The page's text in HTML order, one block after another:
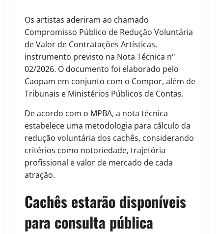
Os artistas aderiram ao chamado
Compromisso Público de Redução Voluntária
de Valor de Contratações Artísticas,
instrumento previsto na Nota Técnica nº
02/2026. O documento foi elaborado pelo
Caopam em conjunto com o Compor, além de
Tribunais e Ministérios Públicos de Contas.
De acordo com o MPBA, a nota técnica
estabelece uma metodologia para cálculo da
redução voluntária dos cachês, considerando
critérios como notoriedade, trajetória
profissional e valor de mercado de cada
atração.
Cachês estarão disponíveis
para consulta pública